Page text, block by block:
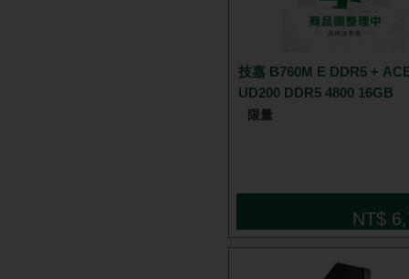
技嘉 B760M E DDR5 +
UD200 DDR5 4800 16GB
限量
NT$